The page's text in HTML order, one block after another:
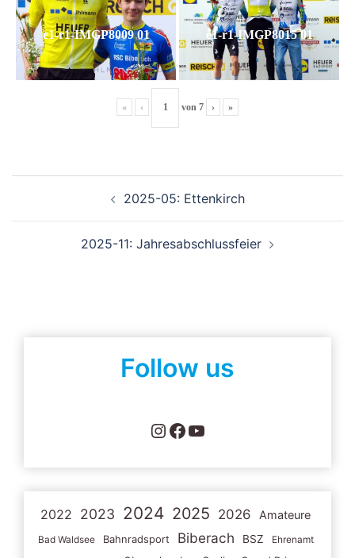
e1-r1-IMGP8009 01 e1-r1-IMGP8015 01
« ‹ von 7 › »
2025-05: Ettenkirch
2025-11: Jahresabschlussfeier
Follow us
Instagram
Facebook
YouTube
2022 2023 2024 2025 2026 Amateure
Bad Waldsee Bahnradsport Biberach BSZ Ehrenamt